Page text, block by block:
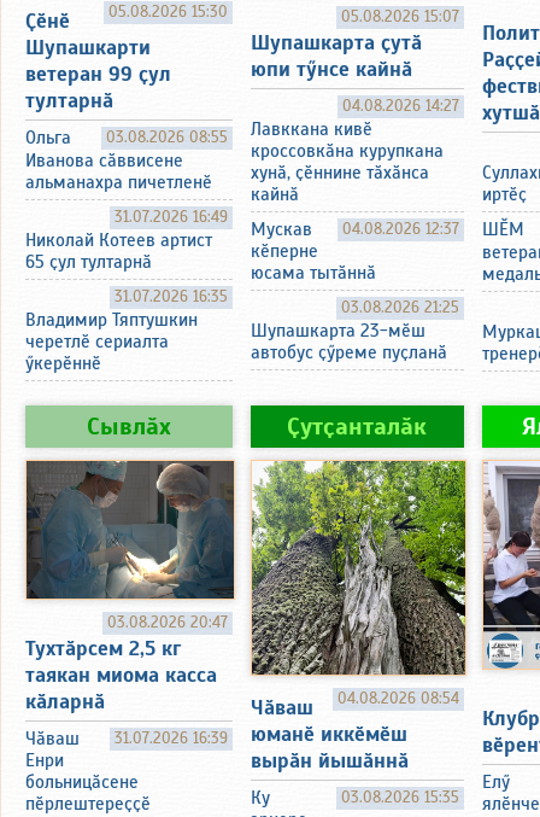
05.08.2026 15:30
Ҫӗнӗ
Шупашкарти
ветеран 99 ҫул
тултарнӑ
03.08.2026 08:55
Ольга
Иванова сӑввисене
альманахра пичетленӗ
31.07.2026 16:49
Николай Котеев артист
65 ҫул тултарнӑ
31.07.2026 16:35
Владимир Тяптушкин
черетлӗ сериалта
ӳкерӗннӗ
05.08.2026 15:07
Шупашкарта ҫутӑ
юпи тӳнсе кайнӑ
04.08.2026 14:27
Лавккана кивӗ
кроссовкӑна курупкана
хунӑ, ҫӗннине тӑхӑнса
кайнӑ
04.08.2026 12:37
Мускав
кӗперне
юсама тытӑннӑ
03.08.2026 21:25
Шупашкарта 23-мӗш
автобус ҫӳреме пуҫланӑ
иртӗҫ
ШӖМ
Сывлӑх
03.08.2026 20:47
Тухтӑрсем 2,5 кг
таякан миома касса
кӑларнӑ
31.07.2026 16:39
Чӑваш
Енри
больницӑсене
пӗрлештереҫҫӗ
Ҫутҫанталӑк
04.08.2026 08:54
Чӑваш
юманӗ иккӗмӗш
вырӑн йышӑннӑ
03.08.2026 15:35
Ку
Елӳ
ялӗнче